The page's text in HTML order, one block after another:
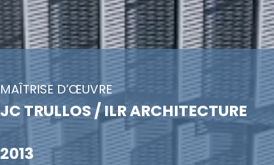
MAÎTRISE D’ŒUVRE
JC TRULLOS / ILR ARCHITECTURE
2013